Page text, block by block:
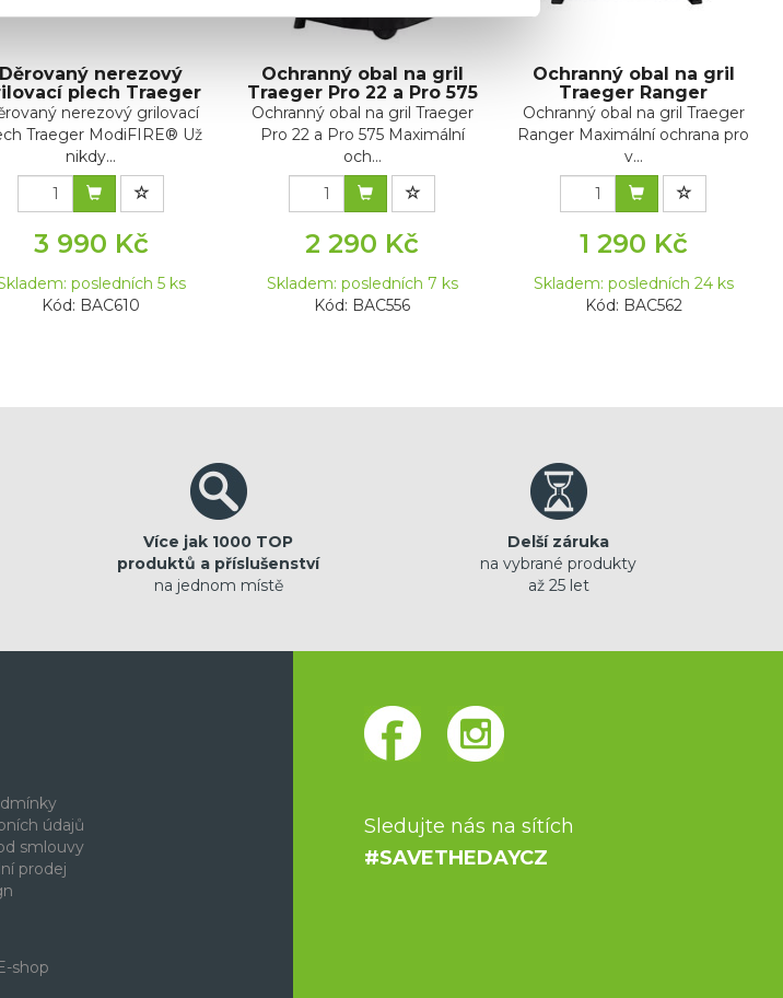
Děrovaný nerezový
plech Traeger
nerezový grilovací
Traeger ModiFIRE® Už
nikdy...
3 990 Kč
posledních 5 ks
Kód: BAC610
Ochranný obal na gril
Traeger Pro 22 a Pro 575
Ochranný obal na gril Traeger
Pro 22 a Pro 575 Maximální
och...
2 290 Kč
Skladem: posledních 7 ks
Kód: BAC556
Ochranný obal na gril
Traeger Ranger
Ochranný obal na gril Traeger
Ranger Maximální ochrana pro
v...
1 290 Kč
Skladem: posledních 24 ks
Kód: BAC562
Více jak 1000 TOP
produktů a příslušenství
na jednom místě
Delší záruka
na vybrané produkty
až 25 let
údajů
smlouvy
prodej
shop
Sledujte nás na sítích
#SAVETHEDAYCZ